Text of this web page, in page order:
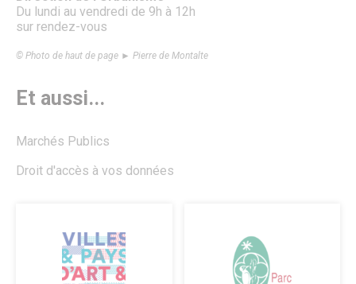
Du lundi au vendredi de 9h à 12h
sur rendez-vous
© Photo de haut de page ► Pierre de Montalte
Et aussi...
Marchés Publics
Droit d'accès à vos données